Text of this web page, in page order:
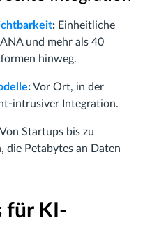
: Einheitliche
und mehr als 40
hinweg.
:Vor Ort, in der
intrusiver Integration.
Von Startups bis zu
die Petabytes an Daten
für KI-